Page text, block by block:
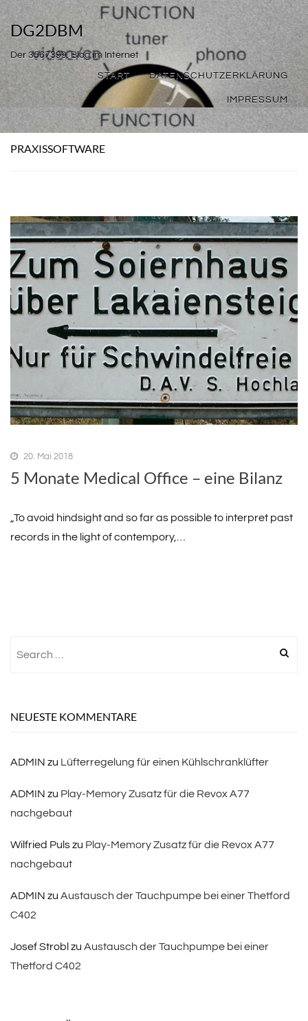
DG2DBM
Der 3567399. Blog im Internet
START DATENSCHUTZERKLÄRUNG
IMPRESSUM
PRAXISSOFTWARE
20. Mai 2018
5 Monate Medical Office – eine Bilanz
„To avoid hindsight and so far as possible to interpret past
records in the light of contempory,…
NEUESTE KOMMENTARE
ADMIN zu Lüfterregelung für einen Kühlschranklüfter
ADMIN zu Play-Memory Zusatz für die Revox A77
nachgebaut
Wilfried Pulszu Play-Memory Zusatz für die Revox A77
nachgebaut
ADMIN zu Austausch der Tauchpumpe bei einer Thetford
C402
Josef Strobl zu Austausch der Tauchpumpe bei einer
Thetford C402